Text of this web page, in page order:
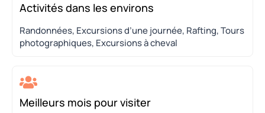
Activités dans les environs
Randonnées, Excursions d’une journée, Rafting, Tours
photographiques, Excursions à cheval
Meilleurs mois pour visiter